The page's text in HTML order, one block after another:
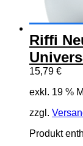
Riffi
15,79 €
exkl. 19 %
zzgl.
Produkt